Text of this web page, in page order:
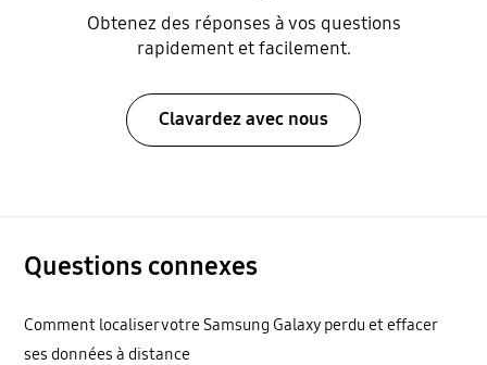
Obtenez des réponses à vos questions
rapidement et facilement.
Clavardez avec nous
Questions connexes
Comment localiser votre Samsung Galaxy perdu et effacer
ses données à distance